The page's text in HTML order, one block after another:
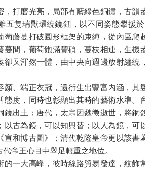
，打磨光亮，局部有藍綠色銅鏽，古韻
五隻瑞獸環繞鏡鈕，以不同姿態攀援
萄藤蔓打破圓形框架的束縛，從內區爬
蔓間，葡萄飽滿豐碩，蔓枝相連，生機
卻又渾然一體，由中央向週邊放射纏繞
顏、端正衣冠，還衍生出豐富內涵，其
態度，同時也彰顯出其時的藝術水準。
鏡出土；唐代，太宗因魏徵逝世，將銅
以古為鏡，可以知興替；以人為鏡，可
宣和博古圖》；清代乾隆皇帝更以該書
帝王心目中舉足輕重之地位。
的一大高峰，彼時絲路貿易發達，紋飾